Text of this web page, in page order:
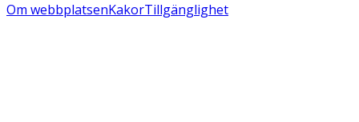
Om webbplatsenKakorTillgänglighet